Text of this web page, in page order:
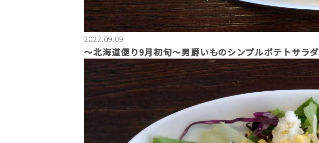
2022.09.09
〜北海道便り9月初旬～男爵いものシンプルポテトサラダ